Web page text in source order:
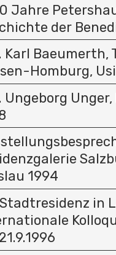
Jahre
der
Karl
Homburg,
Ungeborg
1994
in